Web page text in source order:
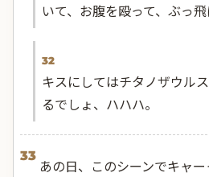
いて、お腹を殴って、ぶっ飛
32
キスにしてはチタノザウル
るでしょ、ハハハ。
33
あの日、このシーンでキャ